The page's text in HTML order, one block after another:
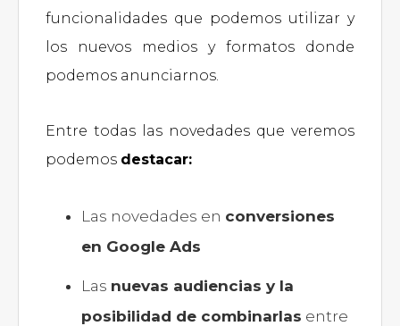
funcionalidades que podemos utilizar y
los nuevos medios y formatos donde
podemos anunciarnos.
Entre todas las novedades que veremos
podemos destacar:
Las novedades en conversiones
en Google Ads
Las nuevas audiencias y la
posibilidad de combinarlas entre